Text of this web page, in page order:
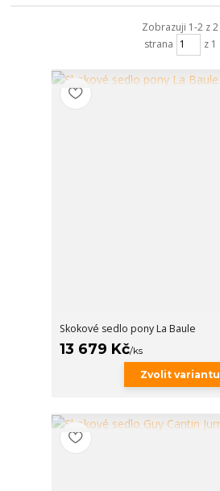
Zobrazuji 1-2 z 2
strana
z 1
Skokové sedlo pony La Baule
13 679 Kč/ks
Zvolit variantu